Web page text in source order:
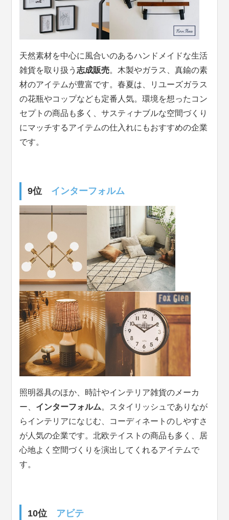
天然素材を中心に風合いのあるハンドメイドな生活
雑貨を取り扱う志成販売。木製やガラス、真鍮の素
材のアイテムが豊富です。春夏は、リユーズガラス
の花瓶やコップなども定番人気。環境を想ったコン
セプトの商品も多く、サスティナブルな空間づくり
にマッチするアイテムの仕入れにもおすすめの企業
です。
9位 インターフォルム
照明器具のほか、時計やインテリア雑貨のメーカ
ー、 インターフォルム。スタイリッシュでありなが
らインテリアになじむ、コーディネートのしやすさ
が人気の企業です。北欧テイストの商品も多く、居
心地よく空間づくりを演出してくれるアイテムで
す。
10位 アビテ